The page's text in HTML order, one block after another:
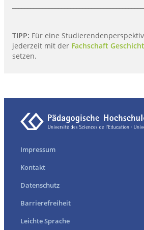
TIPP: Für eine
jederzeit mit der Fachschaft
setzen.
Impressum
Kontakt
Datenschutz
Barrierefreiheit
Leichte Sprache